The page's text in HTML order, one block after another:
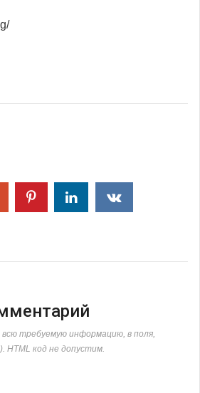
требуемую информацию, в поля,
HTML код не допустим.